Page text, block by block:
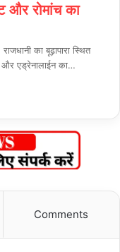
और रोमांच का
का बूढ़ापारा स्थित
और एड्रेनालाईन का…
Comments